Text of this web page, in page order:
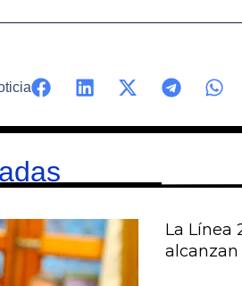
La Línea
alcanzan